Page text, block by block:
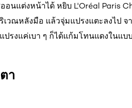
นแต่งหน้าได้ หยิบ L'Oréal Paris
เวณหลังมือ แล้วจุ่มแปรงแตะลงไป
ปรงแค่เบา ๆ ก็ได้แก้มโทนแดงในแบ
า